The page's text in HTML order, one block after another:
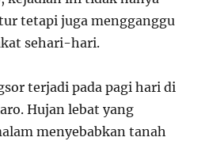
tetapi juga mengganggu
sehari-hari.
terjadi pada pagi hari di
Hujan lebat yang
menyebabkan tanah